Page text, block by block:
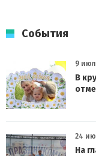
События
9
В
24
На